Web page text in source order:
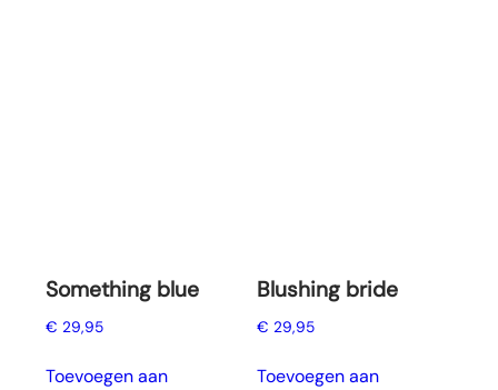
Something blue
€ 29,95
Toevoegen aan
Blushing bride
€ 29,95
Toevoegen aan